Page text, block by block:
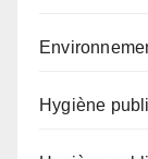
Hygiène